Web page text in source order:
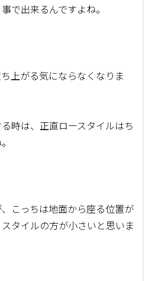
で出来るんですよね。
上がる気にならなくなりま
時は、正直ロースタイルはち
こっちは地面から座る位置が
タイルの方が小さいと思いま